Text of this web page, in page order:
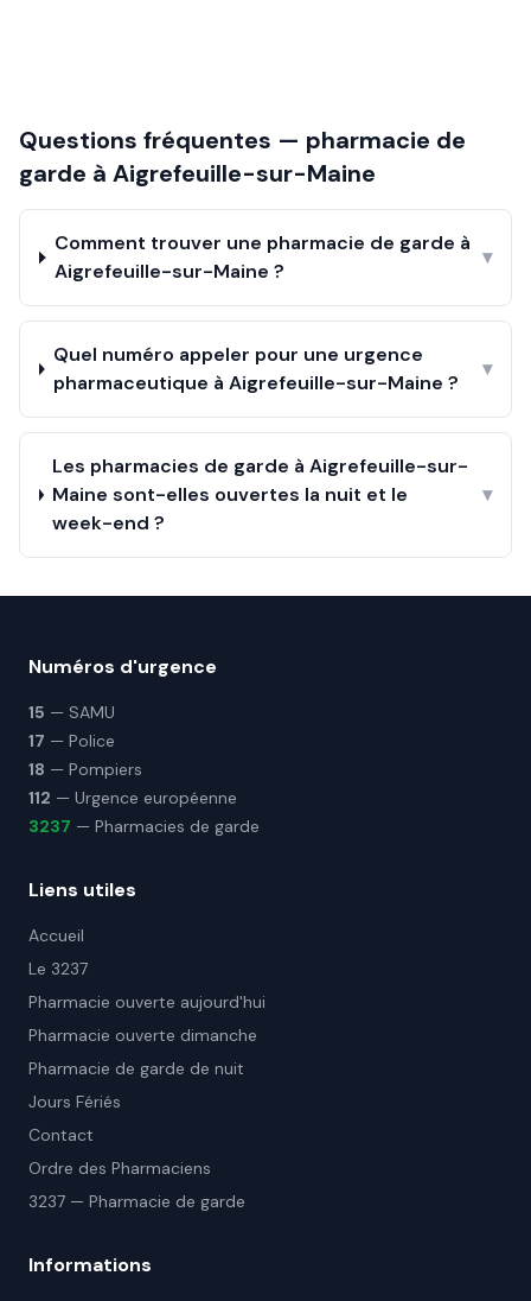
Questions fréquentes — pharmacie de
garde à Aigrefeuille-sur-Maine
Comment trouver une pharmacie de garde à
Aigrefeuille-sur-Maine ?
▾
Quel numéro appeler pour une urgence
pharmaceutique à Aigrefeuille-sur-Maine ?
▾
Les pharmacies de garde à Aigrefeuille-sur-
Maine sont-elles ouvertes la nuit et le
week-end ?
▾
Numéros d'urgence
15 — SAMU
17 — Police
18 — Pompiers
112 — Urgence européenne
3237 — Pharmacies de garde
Liens utiles
Accueil
Le 3237
Pharmacie ouverte aujourd'hui
Pharmacie ouverte dimanche
Pharmacie de garde de nuit
Jours Fériés
Contact
Ordre des Pharmaciens
3237 — Pharmacie de garde
Informations